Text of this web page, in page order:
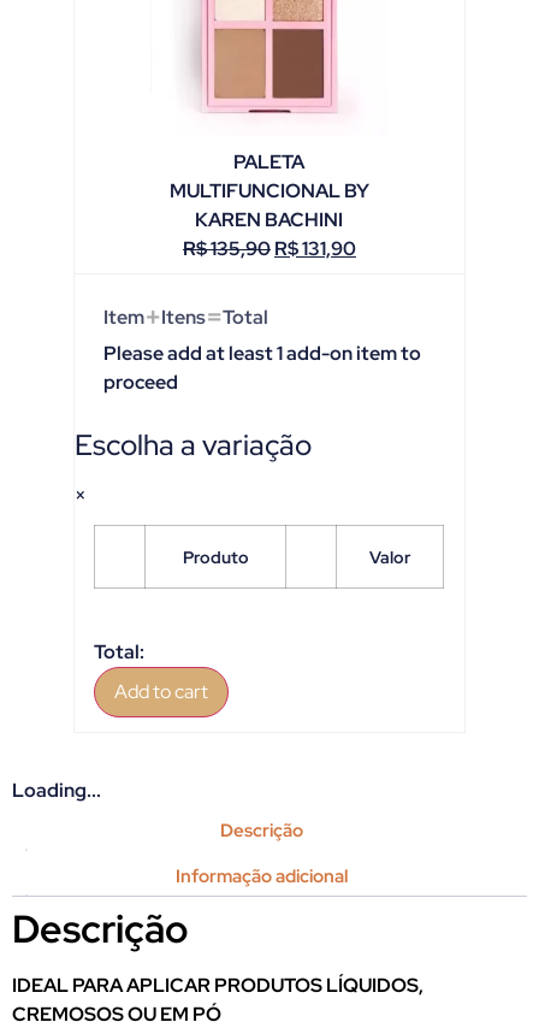
PALETA
MULTIFUNCIONAL BY
KAREN BACHINI
R$135,90R$131,90
Item+Itens=Total
Please add at least 1 add-on item to
proceed
Escolha a variação
×
Produto Valor
Total:
Add to cart
Loading...
Descrição
Informação adicional
Descrição
IDEAL PARA APLICAR PRODUTOS LÍQUIDOS,
CREMOSOS OU EM PÓ